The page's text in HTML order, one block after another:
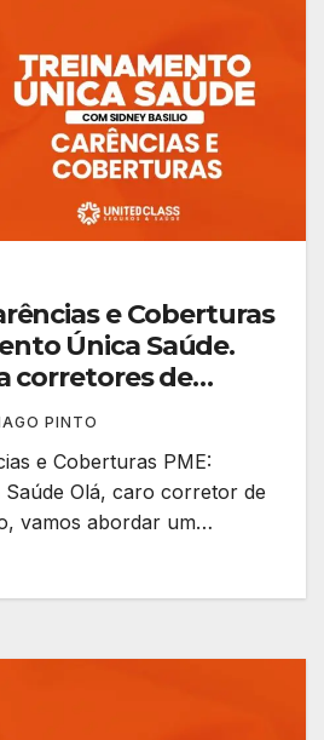
e Coberturas
Única Saúde.
corretores de
PINTO
e Coberturas PME:
Olá, caro corretor de
vamos abordar um…